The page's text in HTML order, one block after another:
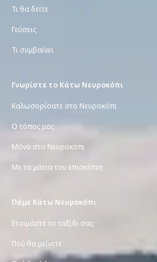
Τι θα δείτε
Γεύσεις
Τι συμβαίνει
Γνωρίστε το Κάτω Νευροκόπι
Καλωσορίσατε στο Νευροκόπι
Ο τόπος μας
Μόνο στο Νευροκόπι
Με τα μάτια του επισκέπτη
Πάμε Κάτω Νευροκόπι
Ετοιμάστε το ταξίδι σας
Πού θα μείνετε